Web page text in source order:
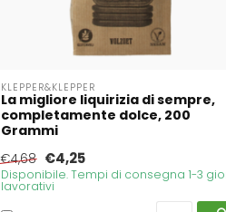
KLEPPER&KLEPPER
La migliore liquirizia di sempre,
completamente dolce, 200
Grammi
€4,68 €4,25
Disponibile. Tempi di consegna 1-3
lavorativi